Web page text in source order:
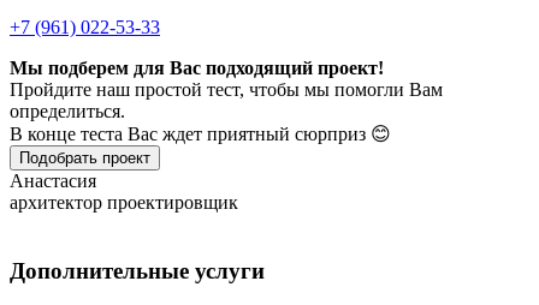
+7 (961) 022-53-33
Мы подберем для Вас подходящий проект!
Пройдите наш простой тест, чтобы мы помогли Вам
определиться.
В конце теста Вас ждет приятный сюрприз 😊
Подобрать проект
Анастасия
архитектор проектировщик
Дополнительные услуги